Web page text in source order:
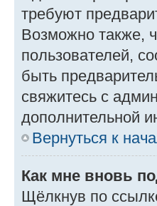
требуют
Возможно также,
пользователей,
быть
свяжитесь с
дополнительной
Вернуться к
Как мне вновь
Щёлкнув по